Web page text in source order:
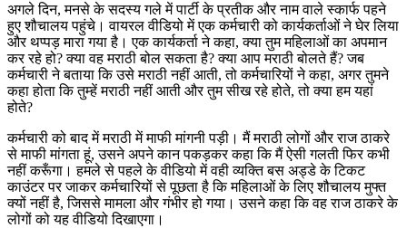
अगले दिन, मनसे के सदस्य गले में पार्टी के प्रतीक और नाम वाले स्कार्फ पहने
हुए शौचालय पहुंचे। वायरल वीडियो में एक कर्मचारी को कार्यकर्ताओं ने घेर लिया
और थप्पड़ मारा गया है। एक कार्यकर्ता ने कहा, क्या तुम महिलाओं का अपमान
कर रहे हो? क्या वह मराठी बोल सकता है? क्या आप मराठी बोलते हैं? जब
कर्मचारी ने बताया कि उसे मराठी नहीं आती, तो कर्मचारियों ने कहा, अगर तुमने
कहा होता कि तुम्हें मराठी नहीं आती और तुम सीख रहे होते, तो क्या हम यहां
होते?
कर्मचारी को बाद में मराठी में माफी मांगनी पड़ी। मैं मराठी लोगों और राज ठाकरे
से माफी मांगता हूं, उसने अपने कान पकड़कर कहा कि मैं ऐसी गलती फिर कभी
नहीं करूँगा। हमले से पहले के वीडियो में वही व्यक्ति बस अड्डे के टिकट
काउंटर पर जाकर कर्मचारियों से पूछता है कि महिलाओं के लिए शौचालय मुफ्त
क्यों नहीं है, जिससे मामला और गंभीर हो गया। उसने कहा कि वह राज ठाकरे के
लोगों को यह वीडियो दिखाएगा।